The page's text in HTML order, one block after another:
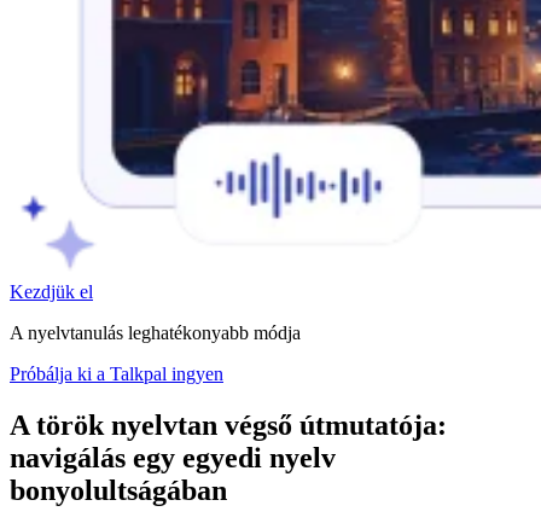
Kezdjük el
A nyelvtanulás leghatékonyabb módja
Próbálja ki a Talkpal ingyen
A török nyelvtan végső útmutatója:
navigálás egy egyedi nyelv
bonyolultságában